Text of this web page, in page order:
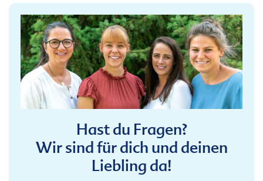
Hast du Fragen?
Wir sind für dich und deinen
Liebling da!